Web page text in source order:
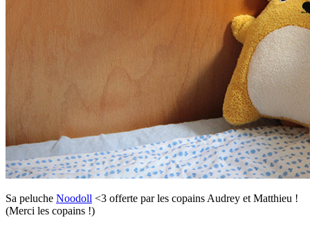
Sa peluche Noodoll <3 offerte par les copains Audrey et Matthieu !
(Merci les copains !)